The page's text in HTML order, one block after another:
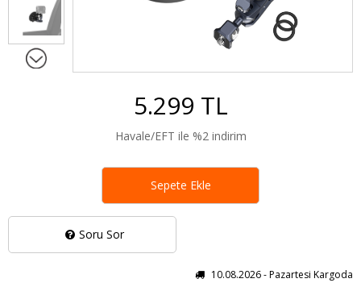
Soru Sor
5.299 TL
Havale/EFT ile %2 indirim
10.08.2026 - Pazartesi Kargoda
Sepete Ekle